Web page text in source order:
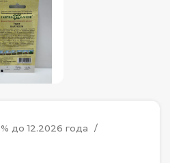
до 12.2026 года